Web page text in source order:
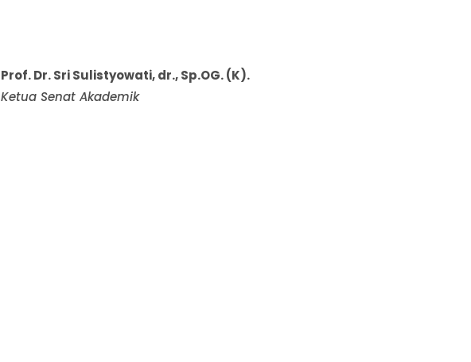
Prof. Dr. Sri Sulistyowati, dr., Sp.OG. (K).
Ketua Senat Akademik